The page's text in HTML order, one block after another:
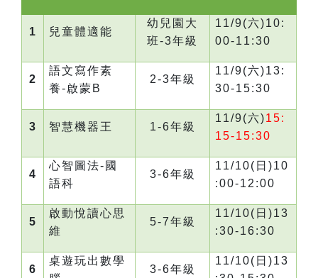
1 兒童體適能
幼兒園大
班-3年級
11/9(六)10:
00-11:30
2
語文寫作素
養-啟蒙B
2-3年級
11/9(六)13:
30-15:30
3 智慧機器王 1-6年級
11/9(六)15:
15-15:30
4
心智圖法-國
語科
3-6年級
11/10( 日)10
:00-12:00
5
啟動悅讀心思
維
5-7年級
11/10( 日)13
:30-16:30
6
桌遊玩出數學
3-6年級
11/10( 日)13